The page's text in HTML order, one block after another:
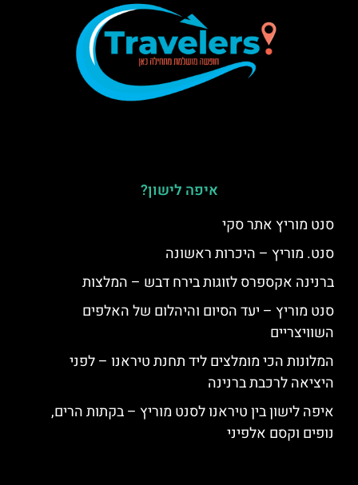
איפה לישון?
סנט מוריץ אתר סקי
סנט. מוריץ – היכרות ראשונה
ברנינה אקספרס לזוגות בירח דבש – המלצות
סנט מוריץ – יעד הסיום והיהלום של האלפים
השוויצריים
המלונות הכי מומלצים ליד תחנת טיראנו – לפני
היציאה לרכבת ברנינה
איפה לישון בין טיראנו לסנט מוריץ – בקתות הרים,
נופים וקסם אלפיני